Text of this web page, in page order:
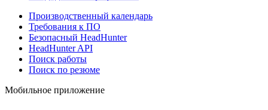
Производственный календарь
Требования к ПО
Безопасный HeadHunter
HeadHunter API
Поиск работы
Поиск по резюме
Мобильное приложение